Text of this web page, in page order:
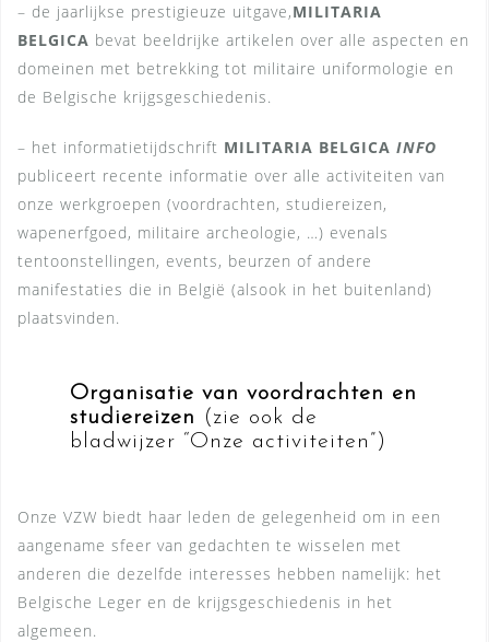
– de jaarlijkse prestigieuze uitgave,MILITARIA
BELGICA bevat beeldrijke artikelen over alle aspecten en
domeinen met betrekking tot militaire uniformologie en
de Belgische krijgsgeschiedenis.
– het informatietijdschrift MILITARIA BELGICA INFO
publiceert recente informatie over alle activiteiten van
onze werkgroepen (voordrachten, studiereizen,
wapenerfgoed, militaire archeologie, …) evenals
tentoonstellingen, events, beurzen of andere
manifestaties die in België (alsook in het buitenland)
plaatsvinden.
Organisatie van voordrachten en
studiereizen (zie ook de
bladwijzer “Onze activiteiten”)
Onze VZW biedt haar leden de gelegenheid om in een
aangename sfeer van gedachten te wisselen met
anderen die dezelfde interesses hebben namelijk: het
Belgische Leger en de krijgsgeschiedenis in het
algemeen.